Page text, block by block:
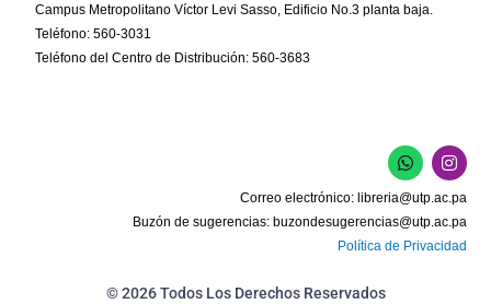
Campus Metropolitano Víctor Levi Sasso, Edificio No.3 planta baja.
Teléfono: 560-3031
Teléfono del Centro de Distribución: 560-3683
W
h
a
t
s
a
p
I
n
s
t
a
g
r
Correo electrónico: libreria@utp.ac.pa
Buzón de sugerencias: buzondesugerencias@utp.ac.pa
Política de Privacidad
© 2026 Todos Los Derechos Reservados